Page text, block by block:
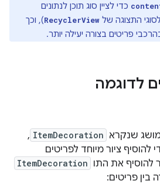
כדי לציין סוג תוכן לנתונים
התצוגה של RecyclerView), וכך
פריטים בצורה יעילה יותר.
לדוגמה
שנקרא ItemDecoration
,
ציור מיוחד לפריטים
להוסיף את התו ItemDecoration
בין פריטים: